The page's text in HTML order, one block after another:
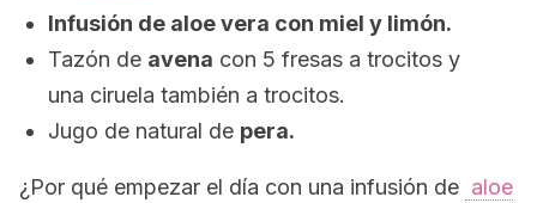
Infusión de aloe vera con miel y limón.
Tazón de avena con 5 fresas a trocitos y
una ciruela también a trocitos.
Jugo de natural de pera.
¿Por qué empezar el día con una infusión de aloe